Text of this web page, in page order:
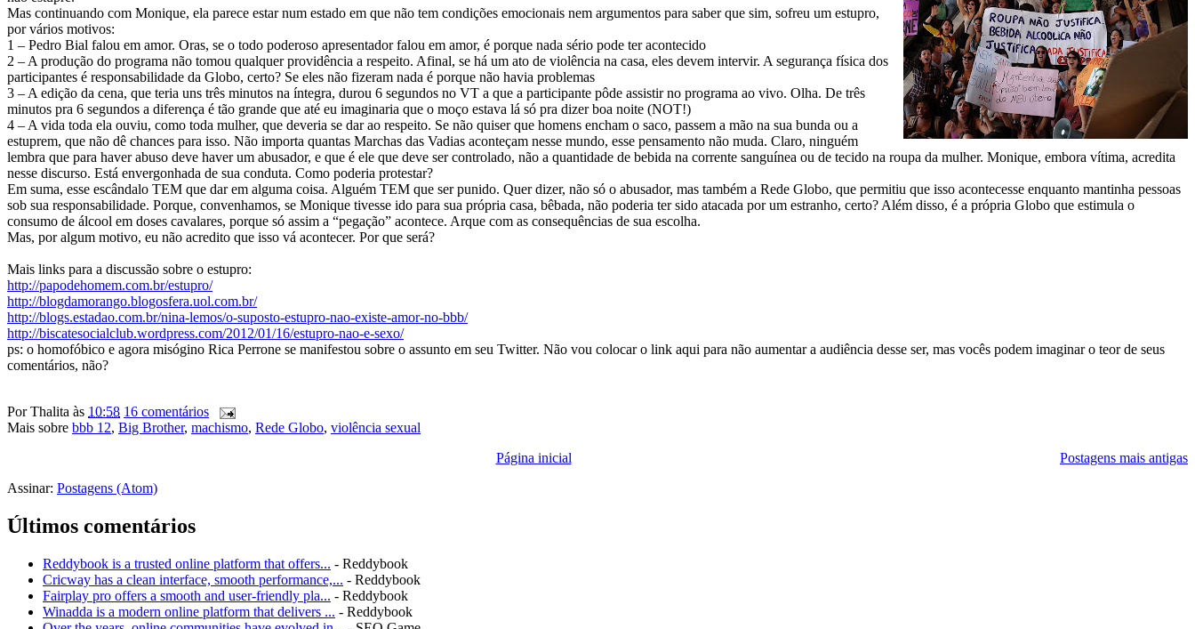
Mas continuando com Monique, ela parece estar num estado em que não tem condições emocionais nem argumentos para saber que sim, sofreu um estupro,
por vários motivos:
1 – Pedro Bial falou em amor. Oras, se o todo poderoso apresentador falou em amor, é porque nada sério pode ter acontecido
2 – A produção do programa não tomou qualquer providência a respeito. Afinal, se há um ato de violência na casa, eles devem intervir. A segurança física dos
participantes é responsabilidade da Globo, certo? Se eles não fizeram nada é porque não havia problemas
3 – A edição da cena, que teria uns três minutos na íntegra, durou 6 segundos no VT a que a participante pôde assistir no programa ao vivo. Olha. De três
minutos pra 6 segundos a diferença é tão grande que até eu imaginaria que o moço estava lá só pra dizer boa noite (NOT!)
4 – A vida toda ela ouviu, como toda mulher, que deveria se dar ao respeito. Se não quiser que homens encham o saco, passem a mão na sua bunda ou a
estuprem, que não dê chances para isso. Não importa quantas Marchas das Vadias aconteçam nesse mundo, esse pensamento não muda. Claro, ninguém
lembra que para haver abuso deve haver um abusador, e que é ele que deve ser controlado, não a quantidade de bebida na corrente sanguínea ou de tecido na roupa da mulher. Monique, embora vítima, acredita
nesse discurso. Está envergonhada de sua conduta. Como poderia protestar?
Em suma, esse escândalo TEM que dar em alguma coisa. Alguém TEM que ser punido. Quer dizer, não só o abusador, mas também a Rede Globo, que permitiu que isso acontecesse enquanto mantinha pessoas
sob sua responsabilidade. Porque, convenhamos, se Monique tivesse ido para sua própria casa, bêbada, não poderia ter sido atacada por um estranho, certo? Além disso, é a própria Globo que estimula o
consumo de álcool em doses cavalares, porque só assim a “pegação” acontece. Arque com as consequências de sua escolha.
Mas, por algum motivo, eu não acredito que isso vá acontecer. Por que será?
Mais links para a discussão sobre o estupro:
http://papodehomem.com.br/estupro/
http://blogdamorango.blogosfera.uol.com.br/
http://blogs.estadao.com.br/nina-lemos/o-suposto-estupro-nao-existe-amor-no-bbb/
http://biscatesocialclub.wordpress.com/2012/01/16/estupro-nao-e-sexo/
ps: o homofóbico e agora misógino Rica Perrone se manifestou sobre o assunto em seu Twitter. Não vou colocar o link aqui para não aumentar a audiência desse ser, mas vocês podem imaginar o teor de seus
comentários, não?
PorThalita às 10:58 16 comentários
Mais sobre bbb 12, Big Brother, machismo, Rede Globo, violência sexual
Postagens mais antigas
Página inicial
Assinar: Postagens (Atom)
Últimos comentários
Reddybook is a trusted online platform that offers... - Reddybook
Cricway has a clean interface, smooth performance,... - Reddybook
Fairplay pro offers a smooth and user-friendly pla... - Reddybook
Winadda is a modern online platform that delivers ... - Reddybook